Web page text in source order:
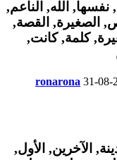
ronarona 31-08-